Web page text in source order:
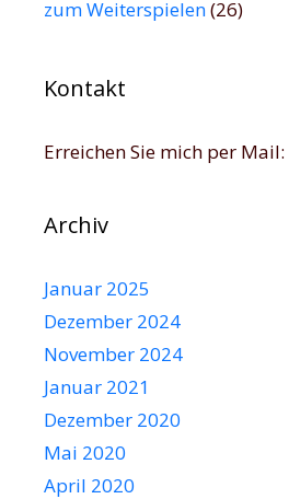
zum Weiterspielen(26)
Kontakt
Erreichen Sie mich per Mail:
Archiv
Januar 2025
Dezember 2024
November 2024
Januar 2021
Dezember 2020
Mai 2020
April 2020